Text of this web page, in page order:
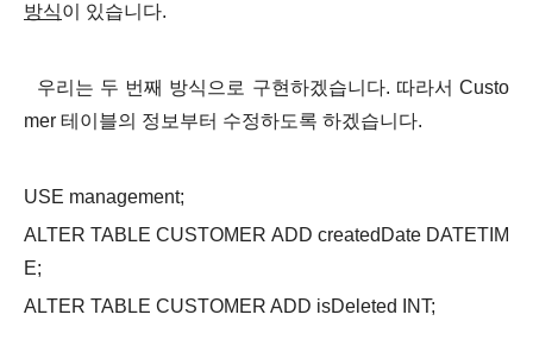
방식이 있습니다.
우리는 두 번째 방식으로 구현하겠습니다. 따라서 Custo
mer 테이블의 정보부터 수정하도록 하겠습니다.
USE management;
ALTER TABLE CUSTOMER ADD createdDate DATETIM
E;
ALTER TABLE CUSTOMER ADD isDeleted INT;